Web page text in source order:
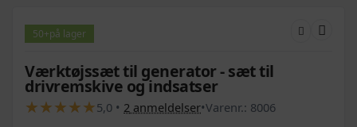
50+på lager
Værktøjssæt til generator - sæt til
drivremskive og indsatser
★
★★
★★
★★
★★
★5,0 • 2 anmeldelser•Varenr.: 8006